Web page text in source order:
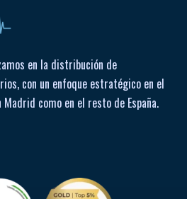
en la distribución de
con un enfoque estratégico en el
como en el resto de España.